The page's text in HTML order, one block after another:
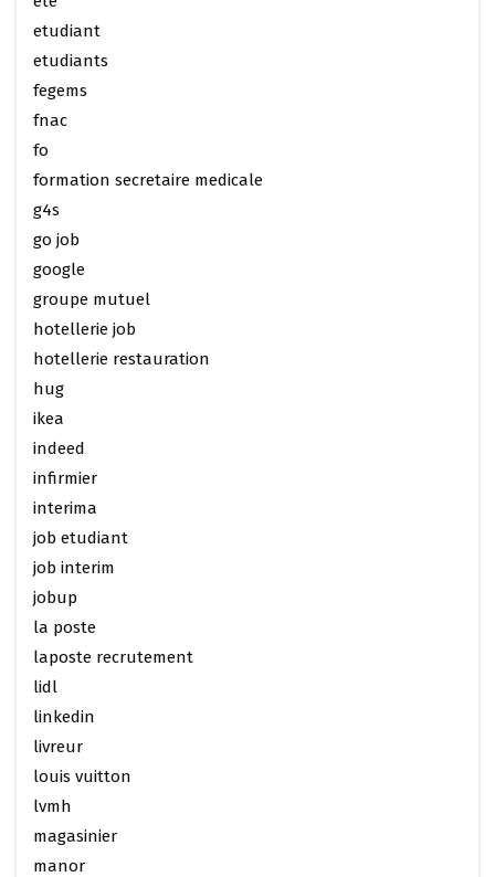
etudiant
etudiants
fegems
fnac
fo
formation secretaire medicale
g4s
go job
google
groupe mutuel
hotellerie job
hotellerie restauration
hug
ikea
indeed
infirmier
interima
job etudiant
job interim
jobup
la poste
laposte recrutement
lidl
linkedin
livreur
louis vuitton
lvmh
magasinier
manor